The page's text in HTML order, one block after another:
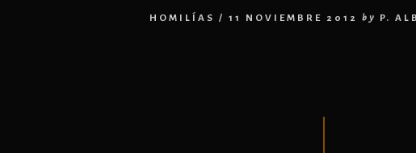
HOMILÍAS / 11 NOVIEMBRE 2012 by P.